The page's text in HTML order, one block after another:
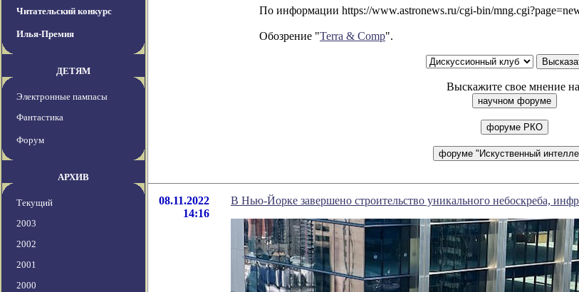
Читательский конкурс
Илья-Премия
ДЕТЯМ
Электронные пампасы
Фантастика
Форум
АРХИВ
Текущий
2003
2002
2001
2000
По информации https://www.astronews.ru/cgi-bin/
Обозрение "Terra & Comp".
Выскажите свое мнение
08.11.2022
14:16
В Нью-Йорке завершено строительство уникального небоскреба,